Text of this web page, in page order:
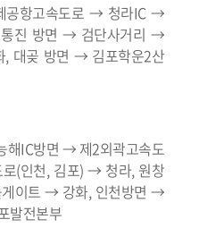
공항고속도로 → 청라IC →
진 방면 → 검단사거리 →
대곶 방면 → 김포학운2산
IC방면 → 제2외곽고속도
(인천, 김포) → 청라, 원창
이트 → 강화, 인천방면 →
발전본부